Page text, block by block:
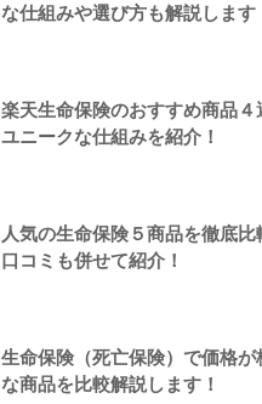
な仕組みや選び方も解説します
楽天生命保険のおすすめ商品４
ユニークな仕組みを紹介！
人気の生命保険５商品を徹底比
口コミも併せて紹介！
生命保険（死亡保険）で価格が
な商品を比較解説します！